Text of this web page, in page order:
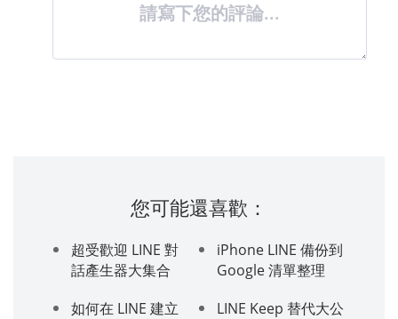
請寫下您的評論...
您可能還喜歡：
超受歡迎 LINE 對
話產生器大集合
如何在 LINE 建立
iPhone LINE 備份到
Google 清單整理
LINE Keep 替代大公